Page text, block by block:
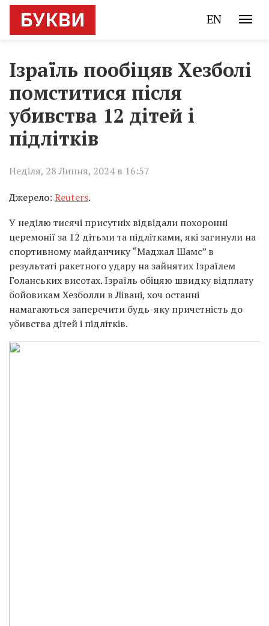
EN
Ізраїль пообіцяв Хезболі
помститися після
убивства 12 дітей і
підлітків
Неділя, 28 Липня, 2024 в 16:57
Джерело: Reuters.
У неділю тисячі присутніх відвідали похоронні
церемонії за 12 дітьми та підлітками, які загинули на
спортивному майданчику “Маджал Шамс” в
результаті ракетного удару на зайнятих Ізраїлем
Голанських висотах. Ізраїль обіцяю швидку відплату
бойовикам Хезболли в Лівані, хоч останні
намагаються заперечити будь-яку причетність до
убивства дітей і підлітків.